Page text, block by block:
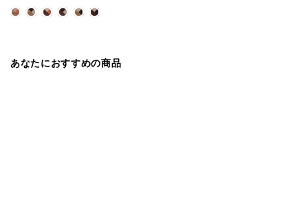
あなたにおすすめの商品